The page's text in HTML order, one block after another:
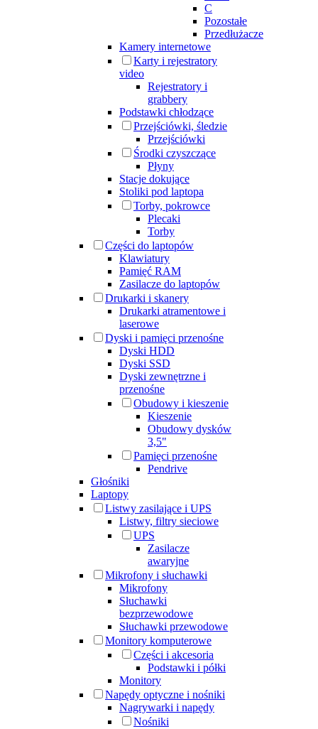
C
Pozostałe
Przedłużacze
Kamery internetowe
Karty i rejestratory
video
Rejestratory i
grabbery
Podstawki chłodzące
Przejściówki, śledzie
Przejściówki
Środki czyszczące
Płyny
Stacje dokujące
Stoliki pod laptopa
Torby, pokrowce
Plecaki
Torby
Części do laptopów
Klawiatury
Pamięć RAM
Zasilacze do laptopów
Drukarki i skanery
Drukarki atramentowe i
laserowe
Dyski i pamięci przenośne
Dyski HDD
Dyski SSD
Dyski zewnętrzne i
przenośne
Obudowy i kieszenie
Kieszenie
Obudowy dysków
3,5"
Pamięci przenośne
Pendrive
Głośniki
Laptopy
Listwy zasilające i UPS
Listwy, filtry sieciowe
UPS
Zasilacze
awaryjne
Mikrofony i słuchawki
Mikrofony
Słuchawki
bezprzewodowe
Słuchawki przewodowe
Monitory komputerowe
Części i akcesoria
Podstawki i półki
Monitory
Napędy optyczne i nośniki
Nagrywarki i napędy
Nośniki